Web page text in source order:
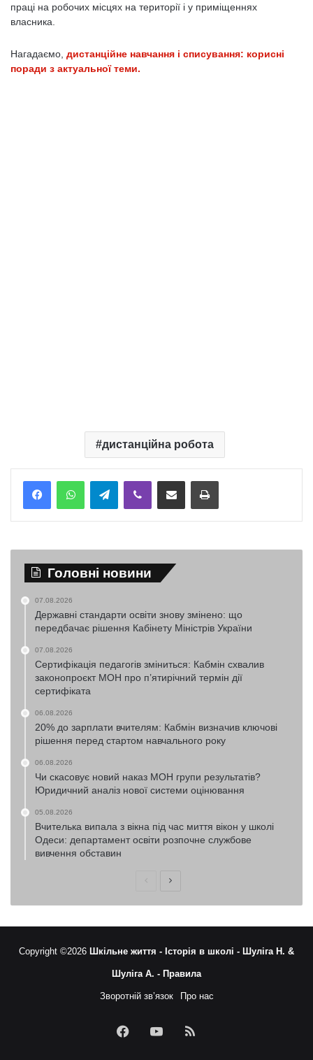
праці на робочих місцях на території і у приміщеннях
власника.
Нагадаємо, дистанційне навчання і списування: корисні
поради з актуальної теми.
дистанційна робота
TelegramViber Надіслати електронною поштоюНадрукувати
Головні новини
07.08.2026
Державні стандарти освіти знову змінено: що
передбачає рішення Кабінету Міністрів України
07.08.2026
Сертифікація педагогів зміниться: Кабмін схвалив
законопроєкт МОН про п’ятирічний термін дії
сертифіката
06.08.2026
20% до зарплати вчителям: Кабмін визначив ключові
рішення перед стартом навчального року
06.08.2026
Чи скасовує новий наказ МОН групи результатів?
Юридичний аналіз нової системи оцінювання
05.08.2026
Вчителька випала з вікна під час миття вікон у школі
Одеси: департамент освіти розпочне службове
вивчення обставин
ПопередняНаступна
Copyright ©2026 Шкільне життя - Історія в школі - Шуліга Н. &
Шуліга А. - Правила
Зворотній зв’язок Про нас
FacebookYouTubeRSS